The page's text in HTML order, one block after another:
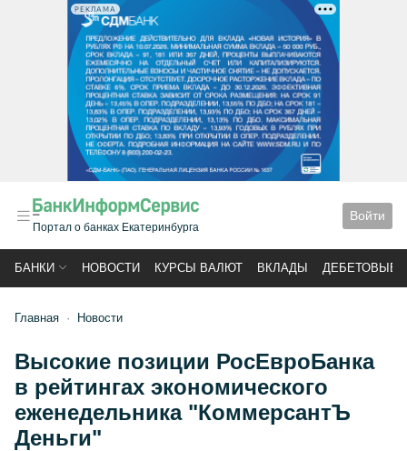
РЕКЛАМА
Портал о банках Екатеринбурга
Войти
БАНКИ НОВОСТИ КУРСЫ ВАЛЮТ ВКЛАДЫ ДЕБЕТОВЫЕ
Главная Новости
Высокие позиции РосЕвроБанка
в рейтингах экономического
еженедельника "КоммерсантЪ
Деньги"